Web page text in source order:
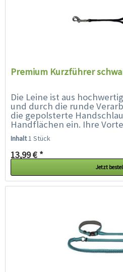
Premium Kurzführer
Die Leine ist aus
und durch die runde
die gepolsterte
Handflächen ein. Ihre
hochwertige Materialien...
Inhalt1 Stück
13,99 € *
Jetzt